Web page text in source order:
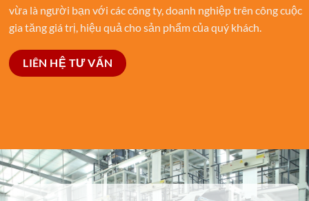
vừa là người bạn với các công ty, doanh nghiệp trên công cuộc
gia tăng giá trị, hiệu quả cho sản phẩm của quý khách.
LIÊN HỆ TƯ VẤN